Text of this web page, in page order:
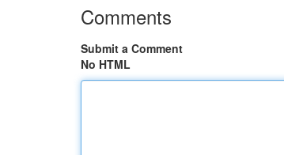
Comments
Submit a Comment
No HTML